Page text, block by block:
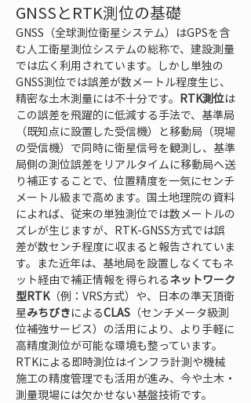
GNSSとRTK測位の基礎
GNSS（全球測位衛星システム）はGPSを含
む人工衛星測位システムの総称で、建設測量
では広く利用されています。しかし単独の
GNSS測位では誤差が数メートル程度生じ、
精密な土木測量には不十分です。 RTK測位は
この誤差を飛躍的に低減する手法で、基準局
（既知点に設置した受信機）と移動局（現場
の受信機）で同時に衛星信号を観測し、基準
局側の測位誤差をリアルタイムに移動局へ送
り補正することで、位置精度を一気にセンチ
メートル級まで高めます。国土地理院の資料
によれば、従来の単独測位では数メートルの
ズレが生じますが、RTK-GNSS方式では誤
差が数センチ程度に収まると報告されていま
す。また近年は、基地局を設置しなくてもネ
ット経由で補正情報を得られるネットワーク
型RTK（例：VRS方式）や、日本の準天頂衛
星みちびきによるCLAS （センチメータ級測
位補強サービス）の活用により、より手軽に
高精度測位が可能な環境も整っています。
RTKによる即時測位はインフラ計測や機械
施工の精度管理でも活用が進み、今や土木・
測量現場には欠かせない基盤技術です。